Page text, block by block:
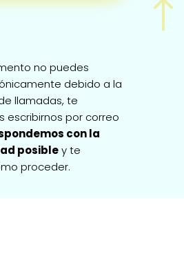
no puedes
debido a la
llamadas, te
escribirnos por correo
con la
posibley te
proceder.
!